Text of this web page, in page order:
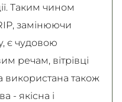
Таким чином
замінюючи
є чудовою
речам, вітрівці
використана також
- якісна і